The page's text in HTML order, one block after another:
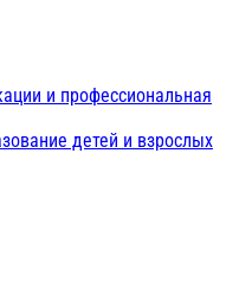
и профессиональная
детей и взрослых